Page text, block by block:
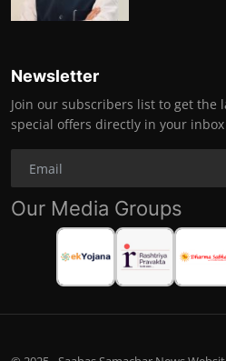
Newsletter
Join our subscribers list to get the
special offers directly in your inbox
Our Media Groups